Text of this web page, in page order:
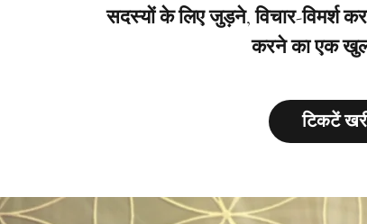
सदस्यों के लिए जुड़ने, विचार-विमर्श
करने का एक
टिकटें